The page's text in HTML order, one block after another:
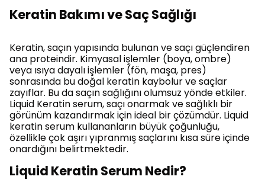
Keratin Bakımı ve Saç Sağlığı
Keratin, saçın yapısında bulunan ve saçı güçlendiren
ana proteindir. Kimyasal işlemler (boya, ombre)
veya ısıya dayalı işlemler (fön, maşa, pres)
sonrasında bu doğal keratin kaybolur ve saçlar
zayıflar. Bu da saçın sağlığını olumsuz yönde etkiler.
Liquid Keratin serum, saçı onarmak ve sağlıklı bir
görünüm kazandırmak için ideal bir çözümdür. Liquid
keratin serum kullananların büyük çoğunluğu,
özellikle çok aşırı yıpranmış saçlarını kısa süre içinde
onardığını belirtmektedir.
Liquid Keratin Serum Nedir?